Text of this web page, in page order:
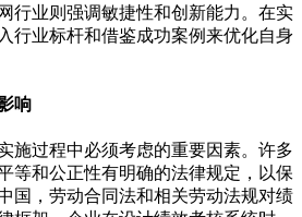
行业则强调敏捷性和创新能力。在实
行业标杆和借鉴成功案例来优化自身
响
施过程中必须考虑的重要因素。许多
等和公正性有明确的法律规定，以保
国，劳动合同法和相关劳动法规对绩